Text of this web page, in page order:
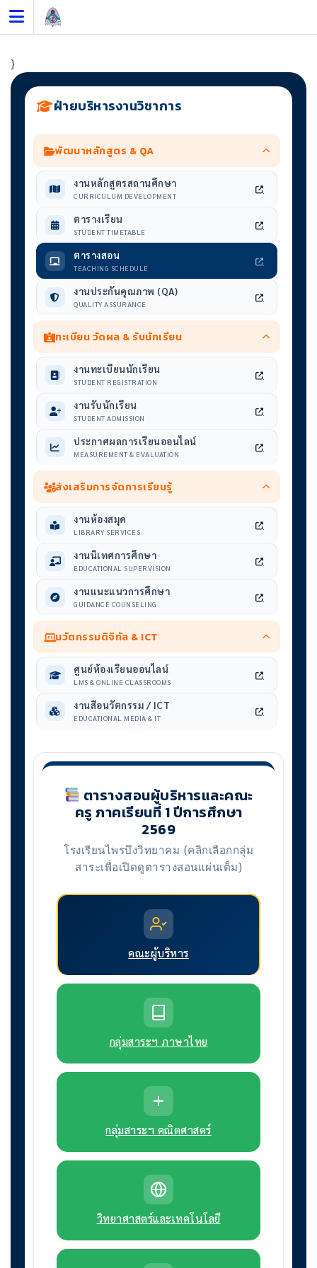
content
}
ฝ่ายบริหารงานวิชาการ
พัฒนาหลักสูตร & QA
งานหลักสูตรสถานศึกษา
CURRICULUM DEVELOPMENT
ตารางเรียน
STUDENT TIMETABLE
ตารางสอน
TEACHING SCHEDULE
งานประกันคุณภาพ (QA)
QUALITY ASSURANCE
ทะเบียน วัดผล & รับนักเรียน
งานทะเบียนนักเรียน
STUDENT REGISTRATION
งานรับนักเรียน
STUDENT ADMISSION
ประกาศผลการเรียนออนไลน์
MEASUREMENT & EVALUATION
ส่งเสริมการจัดการเรียนรู้
งานห้องสมุด
LIBRARY SERVICES
งานนิเทศการศึกษา
EDUCATIONAL SUPERVISION
งานแนะแนวการศึกษา
GUIDANCE COUNSELING
นวัตกรรมดิจิทัล & ICT
ศูนย์ห้องเรียนออนไลน์
LMS & ONLINE CLASSROOMS
งานสื่อนวัตกรรม / ICT
EDUCATIONAL MEDIA & IT
ตารางสอนผู้บริหารและคณะ
ครู ภาคเรียนที่ 1 ปีการศึกษา
2569
โรงเรียนไพรบึงวิทยาคม (คลิกเลือกกลุ่ม
สาระเพื่อเปิดดูตารางสอนแผ่นเต็ม)
คณะผู้บริหาร
กลุ่มสาระฯ ภาษาไทย
กลุ่มสาระฯ คณิตศาสตร์
วิทยาศาสตร์และเทคโนโลยี